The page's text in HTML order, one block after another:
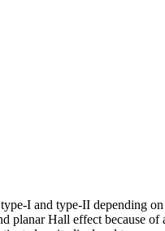
I and type-II depending
planar Hall effect because